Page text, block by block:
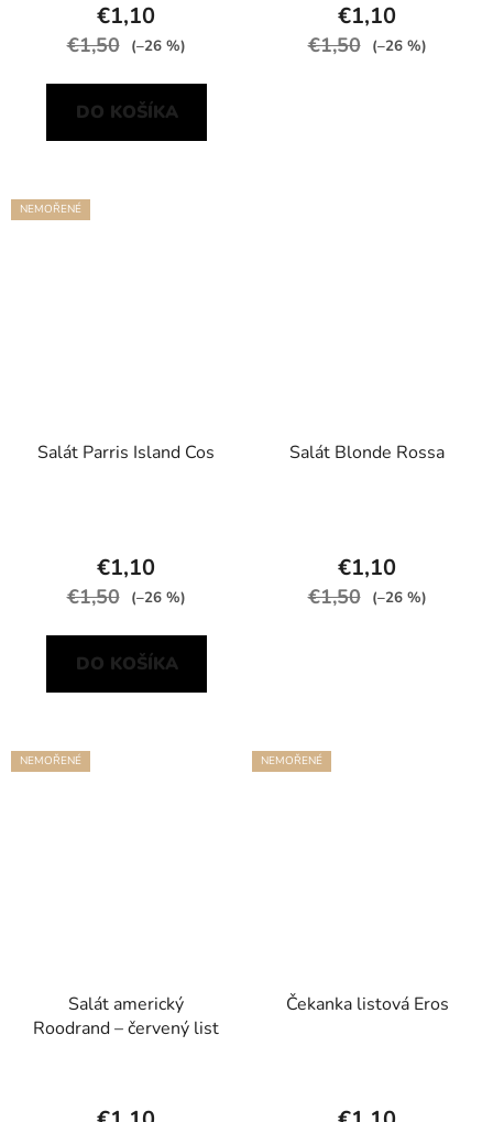
€1,10
€1,50 (–26 %)
DO KOŠÍKA
€1,10
€1,50 (–26 %)
NEMOŘENÉ
Salát Parris Island Cos
€1,10
€1,50 (–26 %)
DO KOŠÍKA
Salát Blonde Rossa
€1,10
€1,50 (–26 %)
NEMOŘENÉ
Salát americký
Roodrand – červený list
NEMOŘENÉ
Čekanka listová Eros